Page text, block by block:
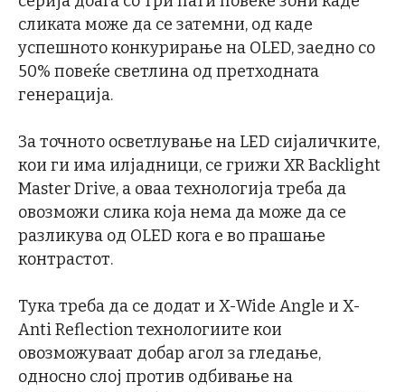
сликата може да се затемни, од каде
успешното конкурирање на OLED, заедно со
50% повеќе светлина од претходната
генерација.
За точното осветлување на LED сијаличките,
кои ги има илјадници, се грижи XR Backlight
Master Drive, а оваа технологија треба да
овозможи слика која нема да може да се
разликува од OLED кога е во прашање
контрастот.
Тука треба да се додат и X-Wide Angle и X-
Anti Reflection технологиите кои
овозможуваат добар агол за гледање,
односно слој против одбивање на